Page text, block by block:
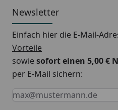
Gewinde:
Betriebsdruck:
Betriebstemperatur:
Nabenabstand:
Newsletter
Einfach hier die E-Mail-
Vorteile
sowiesofort einen 5,00 €
per E-Mail sichern:
Keine Eingabe erforderlich
Eingabe erforderlich
E-Mail *